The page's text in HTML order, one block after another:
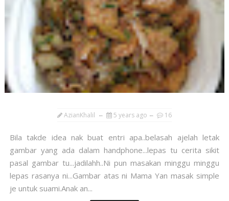
AzianKhalil 5 years ago 16
Bila takde idea nak buat entri apa..belasah ajelah letak
gambar yang ada dalam handphone...lepas tu cerita sikit
pasal gambar tu...jadilahh..Ni pun masakan minggu minggu
lepas rasanya ni...Gambar atas ni Mama Yan masak simple
je untuk suami.Anak an...